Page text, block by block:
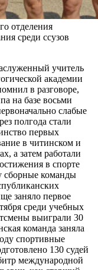
отделения
среди ссузов
учитель
академии
в разговоре,
на базе восьми
слабые
полгода стали
первых
в читинском и
а затем работали
в спорте
сборные команды
заняло первое
среди учебных
выиграли 30
команда заняла
спортивные
130 судей
международной